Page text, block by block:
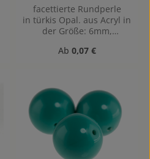
facettierte Rundperle
in türkis Opal. aus Acryl in
der Größe: 6mm,
oben nach unten)
Regulärer Preis:
Ab 0,07 €